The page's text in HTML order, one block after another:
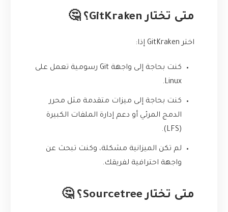
متى تختار GitKraken؟ 🤔
اختر GitKraken إذا:
كنت بحاجة إلى واجهة Git رسومية تعمل على
Linux.
كنت بحاجة إلى ميزات متقدمة مثل محرر
الدمج المرئي أو دعم إدارة الملفات الكبيرة
(LFS).
لم تكن الميزانية مشكلة، وكنت تبحث عن
واجهة احترافية لفريقك.
متى تختار Sourcetree؟ 🤔